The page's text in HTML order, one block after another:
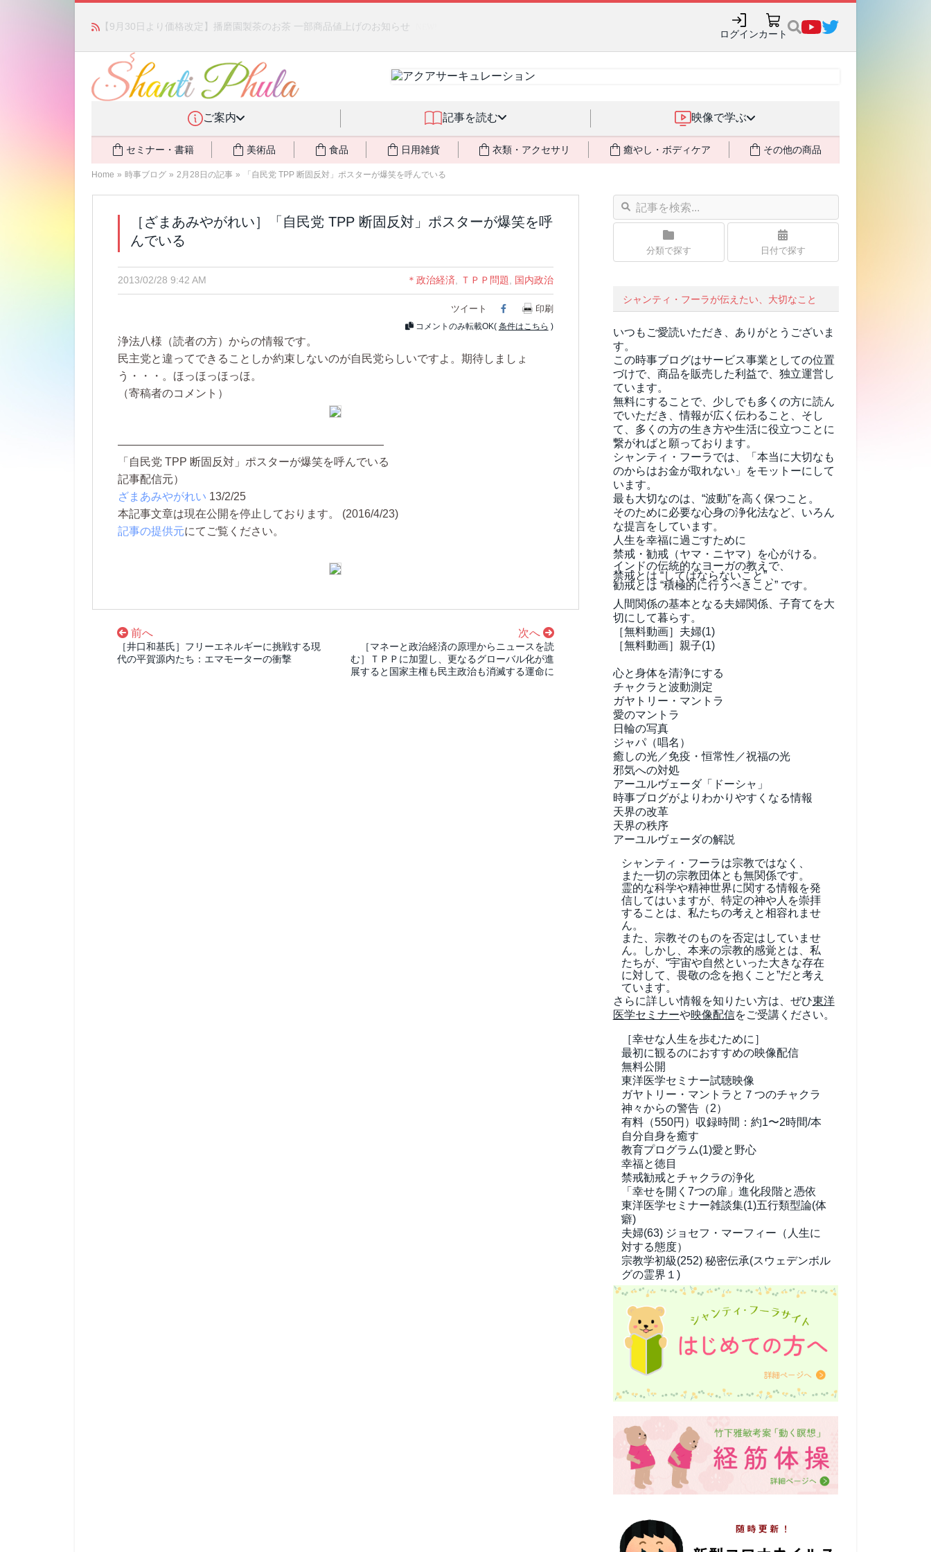
「みんなの備蓄・災害対策」 vol.4 〜断水・燃料不足・停電対策 NEW!
ログインカート
ご案内 記事を読む 映像で学ぶ
セミナー・書籍 美術品 食品 日用雑貨 衣類・アクセサリ 癒やし・ボディケア その他の商品
Home » 時事ブログ » 2月28日の記事 » 「自民党 TPP 断固反対」ポスターが爆笑を呼んでいる
［ざまあみやがれい］「自民党 TPP 断固反対」ポスターが爆笑を呼
んでいる
2013/02/28 9:42 AM ＊政治経済 ＴＰＰ問題 国内政治
ツイート Facebook
印刷
コメントのみ転載OK( 条件はこちら )
浄法八様（読者の方）からの情報です。
民主党と違ってできることしか約束しないのが自民党らしいですよ。期待しましょ
う・・・。ほっほっほっほ。
（寄稿者のコメント）
————————————————————————
「自民党 TPP 断固反対」ポスターが爆笑を呼んでいる
記事配信元）
ざまあみやがれい 13/2/25
本記事文章は現在公開を停止しております。 (2016/4/23)
記事の提供元にてご覧ください。
前へ
［井口和基氏］フリーエネルギーに挑戦する現
代の平賀源内たち：エマモーターの衝撃
次へ
［マネーと政治経済の原理からニュースを読
む］ＴＰＰに加盟し、更なるグローバル化が進
展すると国家主権も民主政治も消滅する運命に
分類で探す 日付で探す
シャンティ・フーラが伝えたい、大切なこと
いつもご愛読いただき、ありがとうございま
す。
この時事ブログはサービス事業としての位置
づけで、商品を販売した利益で、独立運営し
ています。
無料にすることで、少しでも多くの方に読ん
でいただき、情報が広く伝わること、そし
て、 多くの方の生き方や生活に役立つことに
繋がればと願っております。
シャンティ・フーラでは、「本当に大切なも
のからはお金が取れない」をモットーにして
います。
最も大切なのは、“波動”を高く保つこと。
そのために必要な心身の浄化法など、いろん
な提言をしています。
人生を幸福に過ごすために
禁戒・勧戒（ヤマ・ニヤマ）を心がける。
インドの伝統的なヨーガの教えで、
禁戒とは “してはならないこと” 、
勧戒とは “積極的に行うべきこと” です。
人間関係の基本となる夫婦関係、子育てを大
切にして暮らす。
［無料動画］夫婦(1)
［無料動画］親子(1)
心と身体を清浄にする
チャクラと波動測定
ガヤトリー・マントラ
愛のマントラ
日輪の写真
ジャパ（唱名）
癒しの光／免疫・恒常性／祝福の光
邪気への対処
アーユルヴェーダ「ドーシャ」
時事ブログがよりわかりやすくなる情報
天界の改革
天界の秩序
アーユルヴェーダの解説
シャンティ・フーラは宗教ではなく、
また一切の宗教団体とも無関係です。
霊的な科学や精神世界に関する情報を発
信してはいますが、特定の神や人を崇拝
することは、私たちの考えと相容れませ
ん。
また、宗教そのものを否定はしていませ
ん。しかし、本来の宗教的感覚とは、私
たちが、“宇宙や自然といった大きな存在
に対して、畏敬の念を抱くこと”だと考え
ています。
さらに詳しい情報を知りたい方は、ぜひ東洋
医学セミナーや映像配信をご受講ください。
［幸せな人生を歩むために］
最初に観るのにおすすめの映像配信
無料公開
東洋医学セミナー試聴映像
ガヤトリー・マントラと７つのチャクラ
神々からの警告（2）
有料（550円） 収録時間：約1〜2時間/本
自分自身を癒す
教育プログラム(1)愛と野心
幸福と徳目
禁戒勧戒とチャクラの浄化
「幸せを開く7つの扉」進化段階と憑依
東洋医学セミナー雑談集(1)五行類型論(体
癖)
夫婦(63) ジョセフ・マーフィー（人生に
対する態度）
宗教学初級(252) 秘密伝承(スウェデンボル
グの霊界１)